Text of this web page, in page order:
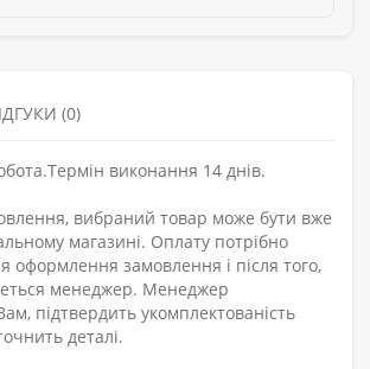
(0)
виконання 14 днів.
вибраний товар може бути вже
магазині. Оплату потрібно
оформлення замовлення і після того,
менеджер. Менеджер
підтвердить укомплектованість
деталі.